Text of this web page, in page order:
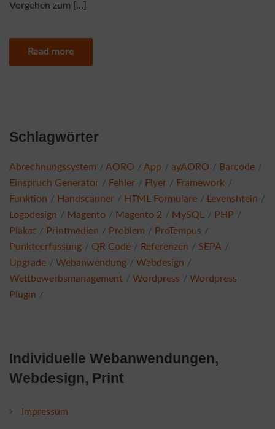
Vorgehen zum […]
Read more
Schlagwörter
Abrechnungssystem AORO App ayAORO
Barcode
Einspruch Generator
Fehler Flyer
Framework
Funktion
Handscanner HTML Formulare
Levenshtein
Logodesign
Magento Magento 2 MySQL
PHP
Plakat
Printmedien Problem
ProTempus
Punkteerfassung
QR Code Referenzen
SEPA
Upgrade
Webanwendung
Webdesign
Wettbewerbsmanagement
Wordpress
Wordpress
Plugin
Individuelle Webanwendungen,
Webdesign, Print
Impressum